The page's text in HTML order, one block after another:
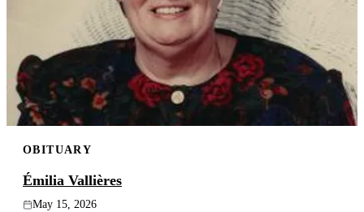
OBITUARY
Émilia Vallières
May 15, 2026